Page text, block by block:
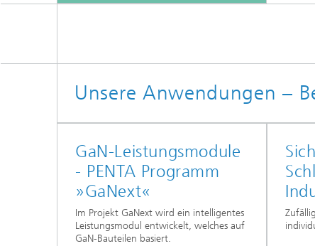
Unsere Anwendungen –
GaN-Leistungsmodule
- PENTA Programm
»GaNext«
Im Projekt GaNext wird ein intelligentes
Leistungsmodul entwickelt, welches auf
GaN-Bauteilen basiert.